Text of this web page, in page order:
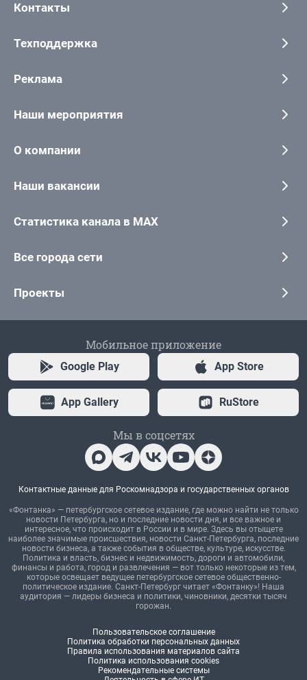
Контакты
Техподдержка
Реклама
Наши мероприятия
О компании
Наши вакансии
Статистика канала в MAX
Все города сети
Проекты
Мобильное приложение
Google Play App Store
App Gallery RuStore
Мы в соцсетях
Контактные данные для Роскомнадзора и государственных органов
«Фонтанка» — петербургское сетевое издание, где можно найти не только
новости Петербурга, но и последние новости дня, и все важное и
интересное, что происходит в России и в мире. Здесь вы отыщете
наиболее значимые происшествия, новости Санкт-Петербурга, последние
новости бизнеса, а также события в обществе, культуре, искусстве.
Политика и власть, бизнес и недвижимость, дороги и автомобили,
финансы и работа, город и развлечения — вот только некоторые из тем,
которые освещает ведущее петербургское сетевое общественно-
политическое издание. Санкт-Петербург читает «Фонтанку»! Наша
аудитория — лидеры бизнеса и политики, чиновники, десятки тысяч
горожан.
Пользовательское соглашение
Политика обработки персональных данных
Правила использования материалов сайта
Политика использования cookies
Рекомендательные системы